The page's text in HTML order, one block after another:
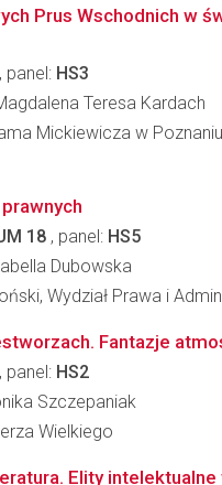
Prus Wschodnich w
, panel: HS3
Teresa Kardach
Mickiewicza w
18 , panel: HS5
Dubowska
Wydział Prawa i
Fantazje
, panel: HS2
Szczepaniak
Wielkiego
Elity